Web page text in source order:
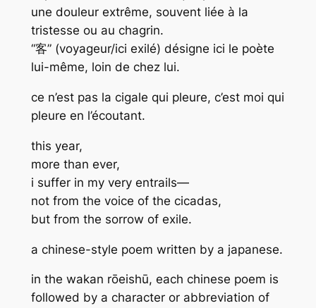
une douleur extrême, souvent liée à la
tristesse ou au chagrin.
“客” (voyageur/ici exilé) désigne ici le poète
lui-même, loin de chez lui.
ce n’est pas la cigale qui pleure, c’est moi qui
pleure en l’écoutant.
this year,
more than ever,
i suffer in my very entrails—
not from the voice of the cicadas,
but from the sorrow of exile.
a chinese-style poem written by a japanese.
in the wakan rōeishū, each chinese poem is
followed by a character or abbreviation of